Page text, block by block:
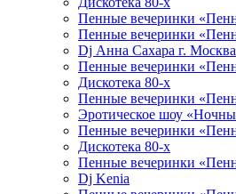
Пенные вечеринки
Пенные вечеринки
Dj Анна Сахара г. Москва
Пенные вечеринки
Дискотека 80-х
Пенные вечеринки
Эротическое шоу
Пенные вечеринки
Дискотека 80-х
Пенные вечеринки
Dj Kenia